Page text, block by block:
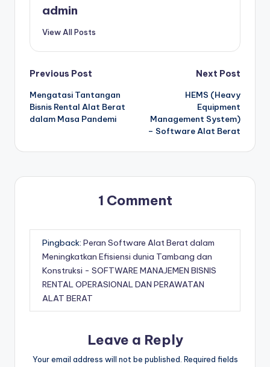
admin
View All Posts
Post
navigation
Previous Post
Mengatasi Tantangan
Bisnis Rental Alat Berat
dalam Masa Pandemi
Next Post
HEMS (Heavy
Equipment
Management System)
– Software Alat Berat
1 Comment
Pingback: Peran Software Alat Berat dalam
Meningkatkan Efisiensi dunia Tambang dan
Konstruksi - SOFTWARE MANAJEMEN BISNIS
RENTAL OPERASIONAL DAN PERAWATAN
ALAT BERAT
Leave a Reply
Your email address will not be published. Required fields